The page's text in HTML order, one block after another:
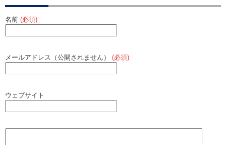
名前 (必須)
メールアドレス（公開されません） (必須)
ウェブサイト